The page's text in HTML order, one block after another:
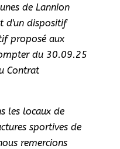
de Lannion
d'un dispositif
proposé aux
du 30.09.25
Contrat
les locaux de
sportives de
remercions